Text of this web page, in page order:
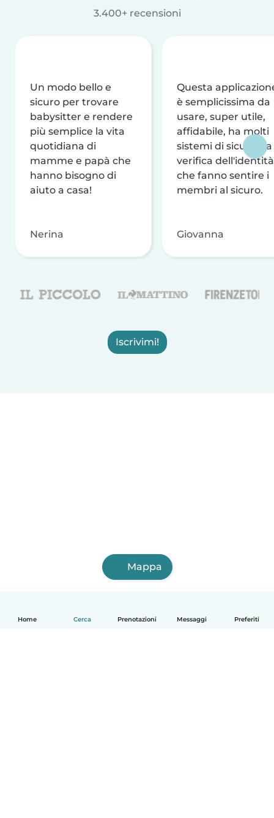
Home Cerca Prenotazioni Messaggi Preferiti
3.400+ recensioni
Un modo bello e
sicuro per trovare
babysitter e rendere
più semplice la vita
quotidiana di
mamme e papà che
hanno bisogno di
aiuto a casa!
Nerina
Questa
è semplicissima da
usare, super utile,
affidabile, ha molti
sistemi di sicurezza
verifica dell'identità
che fanno sentire i
membri al sicuro.
Giovanna
Iscrivimi!
Mappa